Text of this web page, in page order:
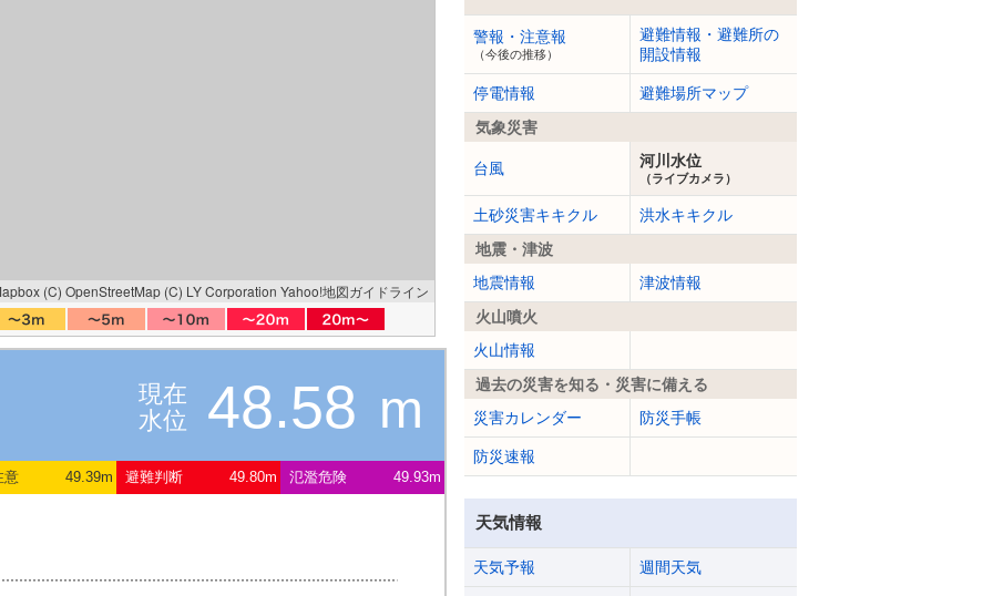
(C) OpenStreetMap (C) LY Corporation Yahoo!地図ガイドライン
現在
水位
48.58 m
意 49.39m 避難判断 49.80m 氾濫危険 49.93m
警報・注意報
（今後の推移）
避難情報・避難所の
開設情報
停電情報
避難場所マップ
気象災害
台風 河川水位
（ライブカメラ）
土砂災害キキクル
洪水キキクル
地震・津波
地震情報
津波情報
火山噴火
火山情報
過去の災害を知る・災害に備える
災害カレンダー
防災手帳
防災速報
天気情報
天気予報 週間天気